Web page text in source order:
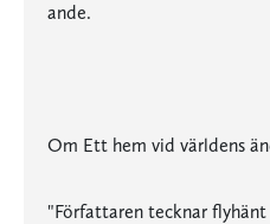
ande.
Om Ett hem vid världens
"Författaren tecknar flyhänt